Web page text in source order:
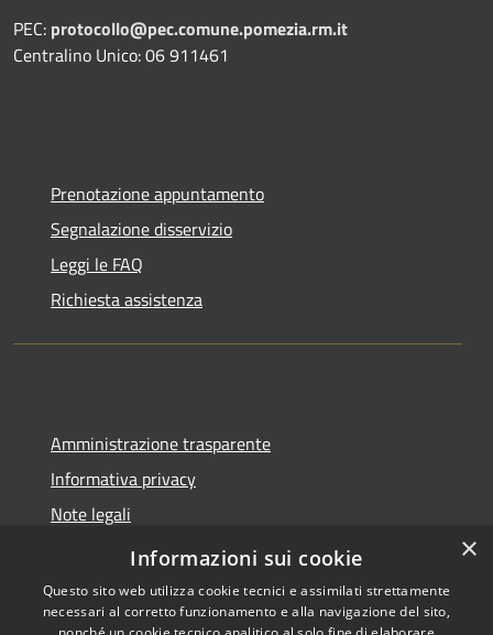
PEC: protocollo@pec.comune.pomezia.rm.it
Centralino Unico: 06 911461
Prenotazione appuntamento
Segnalazione disservizio
Leggi le FAQ
Richiesta assistenza
Amministrazione trasparente
Informativa privacy
Note legali
Dichiarazione di accessibilità
×
Informazioni sui cookie
Questo sito web utilizza cookie tecnici e assimilati strettamente
necessari al corretto funzionamento e alla navigazione del sito,